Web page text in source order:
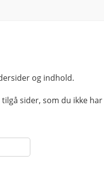
og indhold.
sider, som du ikke